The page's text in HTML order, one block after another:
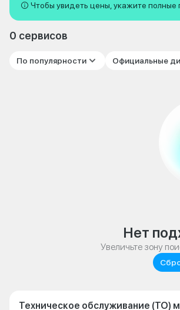
Чтобы увидеть цены, укажите
0 сервисов
По популярности Официальные
Нет
Увеличьте зону
Техническое обслуживание (ТО)